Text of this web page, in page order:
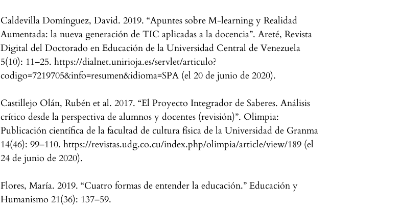
Caldevilla Domínguez, David. 2019. “Apuntes sobre M-learning y Realidad
Aumentada: la nueva generación de TIC aplicadas a la docencia”. Areté, Revista
Digital del Doctorado en Educación de la Universidad Central de Venezuela
5(10): 11–25. https://dialnet.unirioja.es/servlet/articulo?
codigo=7219705&info=resumen&idioma=SPA (el 20 de junio de 2020).
Castillejo Olán, Rubén et al. 2017. “El Proyecto Integrador de Saberes. Análisis
crítico desde la perspectiva de alumnos y docentes (revisión)”. Olimpia:
Publicación científica de la facultad de cultura física de la Universidad de Granma
14(46): 99–110. https://revistas.udg.co.cu/index.php/olimpia/article/view/189 (el
24 de junio de 2020).
Flores, María. 2019. “Cuatro formas de entender la educación.” Educación y
Humanismo 21(36): 137–59.